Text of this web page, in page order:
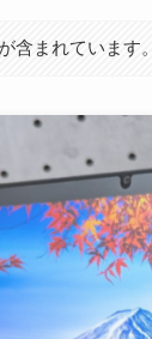
含まれています。